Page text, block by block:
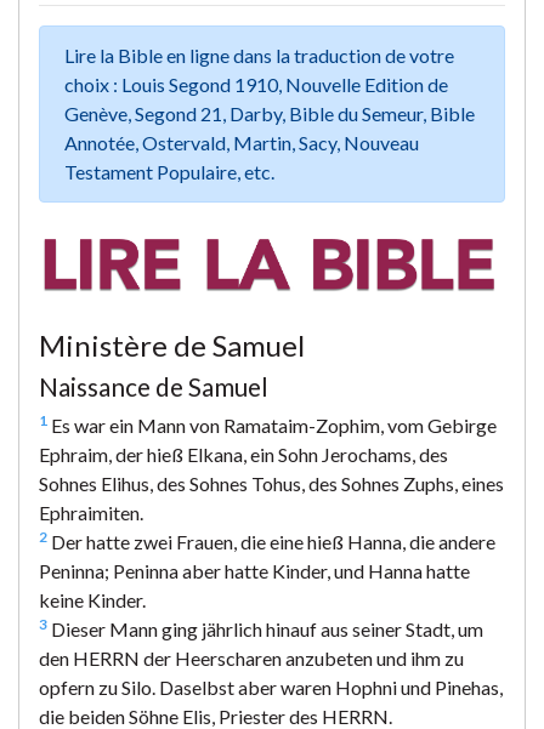
Lire la Bible en ligne dans la traduction de votre
choix : Louis Segond 1910, Nouvelle Edition de
Genève, Segond 21, Darby, Bible du Semeur, Bible
Annotée, Ostervald, Martin, Sacy, Nouveau
Testament Populaire, etc.
Ministère de Samuel
Naissance de Samuel
1 Es war ein Mann von Ramataim-Zophim, vom Gebirge
Ephraim, der hieß Elkana, ein Sohn Jerochams, des
Sohnes Elihus, des Sohnes Tohus, des Sohnes Zuphs, eines
Ephraimiten.
2 Der hatte zwei Frauen, die eine hieß Hanna, die andere
Peninna; Peninna aber hatte Kinder, und Hanna hatte
keine Kinder.
3 Dieser Mann ging jährlich hinauf aus seiner Stadt, um
den HERRN der Heerscharen anzubeten und ihm zu
opfern zu Silo. Daselbst aber waren Hophni und Pinehas,
die beiden Söhne Elis, Priester des HERRN.